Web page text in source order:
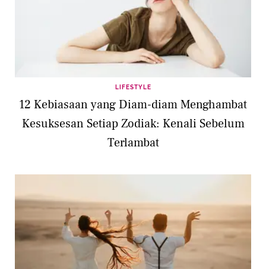
LIFESTYLE
12 Kebiasaan yang Diam-diam Menghambat
Kesuksesan Setiap Zodiak: Kenali Sebelum
Terlambat